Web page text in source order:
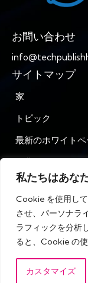
私たちはあな
Cookie を使用し
させ、パーソナラ
ラフィックを分析
ると、Cookie の使
カスタマイズ
お問い合わせ
サイトマップ
家
トピック
最新のホワイトペ
お問い合わせ
利用規約